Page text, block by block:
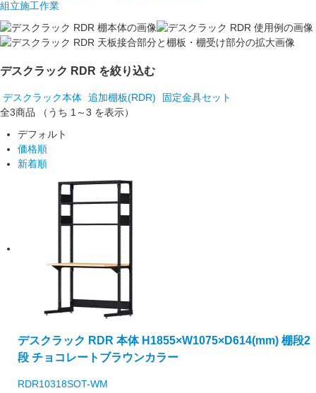
組立施工作業
デスクラック RDR を絞り込む
デスクラック本体 追加棚板(RDR)
固定金具セット
全3商品 （うち 1～3 を表示）
デフォルト
価格順
新着順
デスクラック RDR 本体 H1855×W1075×D614(mm) 棚段2
段 チョコレートブラウンカラー
RDR10318SOT-WM